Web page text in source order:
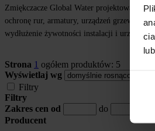
Zmiękczacze Global Water projektowane są
ochronę rur, armatury, urządzeń
wydłużenie żywotności instalacji i urządzeń.
Strona 1 ogółem produktów: 5
Wyświetlaj wg
Filtry
Filtry
Zakres cen od
do
Producent